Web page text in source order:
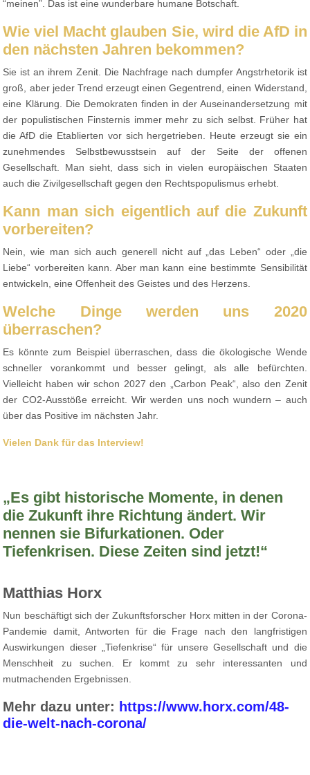
“meinen”. Das ist eine wunderbare humane Botschaft.
Wie viel Macht glauben Sie, wird die AfD in
den nächsten Jahren bekommen?
Sie ist an ihrem Zenit. Die Nachfrage nach dumpfer Angstrhetorik ist
groß, aber jeder Trend erzeugt einen Gegentrend, einen Widerstand,
eine Klärung. Die Demokraten finden in der Auseinandersetzung mit
der populistischen Finsternis immer mehr zu sich selbst. Früher hat
die AfD die Etablierten vor sich hergetrieben. Heute erzeugt sie ein
zunehmendes Selbstbewusstsein auf der Seite der offenen
Gesellschaft. Man sieht, dass sich in vielen europäischen Staaten
auch die Zivilgesellschaft gegen den Rechtspopulismus erhebt.
Kann man sich eigentlich auf die Zukunft
vorbereiten?
Nein, wie man sich auch generell nicht auf „das Leben“ oder „die
Liebe“ vorbereiten kann. Aber man kann eine bestimmte Sensibilität
entwickeln, eine Offenheit des Geistes und des Herzens.
Welche Dinge werden uns 2020
überraschen?
Es könnte zum Beispiel überraschen, dass die ökologische Wende
schneller vorankommt und besser gelingt, als alle befürchten.
Vielleicht haben wir schon 2027 den „Carbon Peak“, also den Zenit
der CO2-Ausstöße erreicht. Wir werden uns noch wundern – auch
über das Positive im nächsten Jahr.
Vielen Dank für das Interview!
„Es gibt historische Momente, in denen
die Zukunft ihre Richtung ändert. Wir
nennen sie Bifurkationen. Oder
Tiefenkrisen. Diese Zeiten sind jetzt!“
Matthias Horx
Nun beschäftigt sich der Zukunftsforscher Horx mitten in der Corona-
Pandemie damit, Antworten für die Frage nach den langfristigen
Auswirkungen dieser „Tiefenkrise“ für unsere Gesellschaft und die
Menschheit zu suchen. Er kommt zu sehr interessanten und
mutmachenden Ergebnissen.
Mehr dazu unter: https://www.horx.com/48-
die-welt-nach-corona/